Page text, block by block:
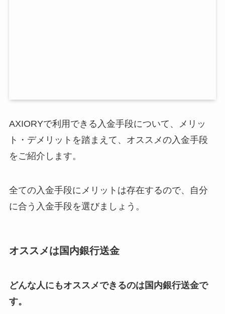
AXIORYで利用できる入金手段について、メリッ
ト・デメリットを踏まえて、オススメの入金手段
をご紹介します。
全ての入金手段にメリットは存在するので、自分
に合う入金手段を選びましょう。
オススメは国内銀行送金
どんな人にもオススメできるのは国内銀行送金で
す。